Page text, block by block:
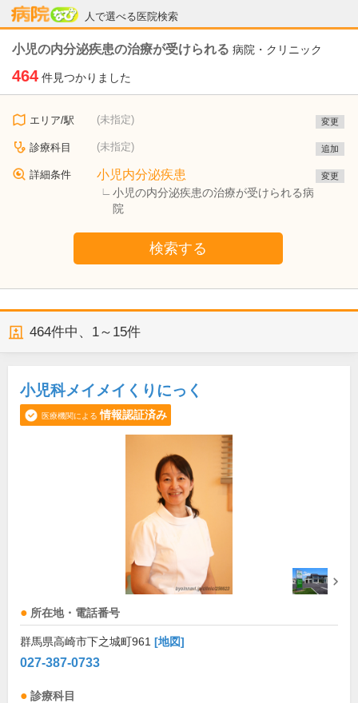
人で選べる医院検索
病院なび
小児の内分泌疾患の治療が受けられる 病院・クリニック
464 件見つかりました
エリア/駅 (未指定) 変更
診療科目 (未指定) 追加
詳細条件 小児内分泌疾患
小児の内分泌疾患の治療が受けられる病
院
変更
検索する
464件中、 1～15件
小児科メイメイくりにっく
医療機関による 情報認証済み
所在地・電話番号
群馬県高崎市下之城町961 [地図]
027-387-0733
診療科目